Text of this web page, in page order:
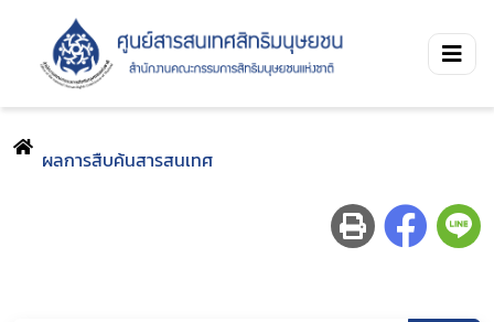
ผลการสืบค้นสารสนเทศ